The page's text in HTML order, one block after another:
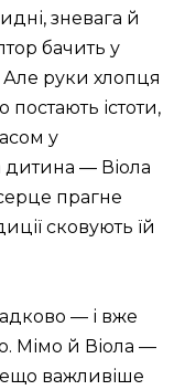
зневага й
бачить у
руки хлопця
істоти,
у
дитина — Віола
прагне
сковують їй
— і вже
Мімо й Віола —
дещо важливіше